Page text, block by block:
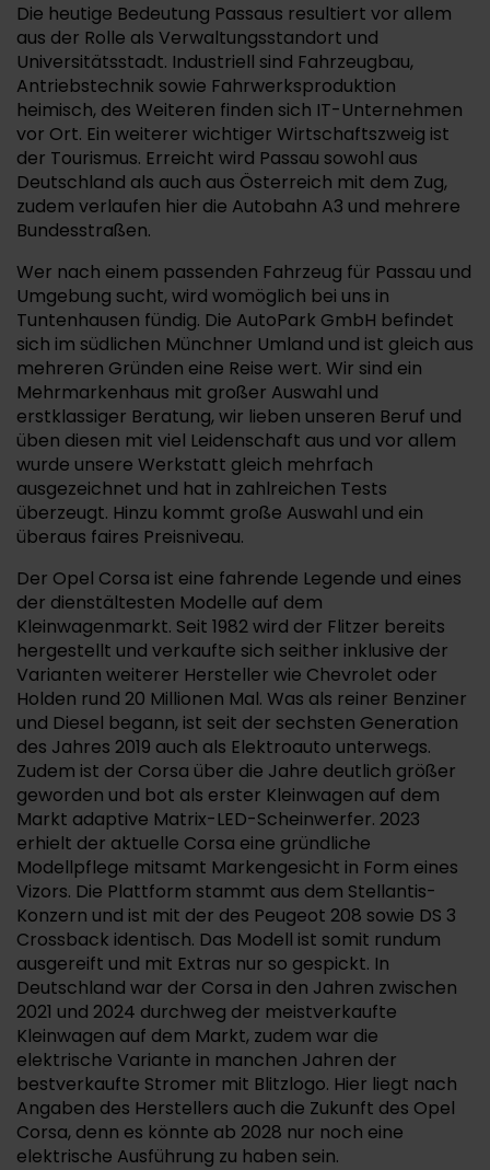
Die heutige Bedeutung Passaus resultiert vor allem
aus der Rolle als Verwaltungsstandort und
Universitätsstadt. Industriell sind Fahrzeugbau,
Antriebstechnik sowie Fahrwerksproduktion
heimisch, des Weiteren finden sich IT-Unternehmen
vor Ort. Ein weiterer wichtiger Wirtschaftszweig ist
der Tourismus. Erreicht wird Passau sowohl aus
Deutschland als auch aus Österreich mit dem Zug,
zudem verlaufen hier die Autobahn A3 und mehrere
Bundesstraßen.
Wer nach einem passenden Fahrzeug für Passau und
Umgebung sucht, wird womöglich bei uns in
Tuntenhausen fündig. Die AutoPark GmbH befindet
sich im südlichen Münchner Umland und ist gleich aus
mehreren Gründen eine Reise wert. Wir sind ein
Mehrmarkenhaus mit großer Auswahl und
erstklassiger Beratung, wir lieben unseren Beruf und
üben diesen mit viel Leidenschaft aus und vor allem
wurde unsere Werkstatt gleich mehrfach
ausgezeichnet und hat in zahlreichen Tests
überzeugt. Hinzu kommt große Auswahl und ein
überaus faires Preisniveau.
Der Opel Corsa ist eine fahrende Legende und eines
der dienstältesten Modelle auf dem
Kleinwagenmarkt. Seit 1982 wird der Flitzer bereits
hergestellt und verkaufte sich seither inklusive der
Varianten weiterer Hersteller wie Chevrolet oder
Holden rund 20 Millionen Mal. Was als reiner Benziner
und Diesel begann, ist seit der sechsten Generation
des Jahres 2019 auch als Elektroauto unterwegs.
Zudem ist der Corsa über die Jahre deutlich größer
geworden und bot als erster Kleinwagen auf dem
Markt adaptive Matrix-LED-Scheinwerfer. 2023
erhielt der aktuelle Corsa eine gründliche
Modellpflege mitsamt Markengesicht in Form eines
Vizors. Die Plattform stammt aus dem Stellantis-
Konzern und ist mit der des Peugeot 208 sowie DS 3
Crossback identisch. Das Modell ist somit rundum
ausgereift und mit Extras nur so gespickt. In
Deutschland war der Corsa in den Jahren zwischen
2021 und 2024 durchweg der meistverkaufte
Kleinwagen auf dem Markt, zudem war die
elektrische Variante in manchen Jahren der
bestverkaufte Stromer mit Blitzlogo. Hier liegt nach
Angaben des Herstellers auch die Zukunft des Opel
Corsa, denn es könnte ab 2028 nur noch eine
elektrische Ausführung zu haben sein.